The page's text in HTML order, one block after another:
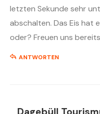
letzten Sekunde sehr
abschalten. Das Eis hat
oder? Freuen uns
ANTWORTEN